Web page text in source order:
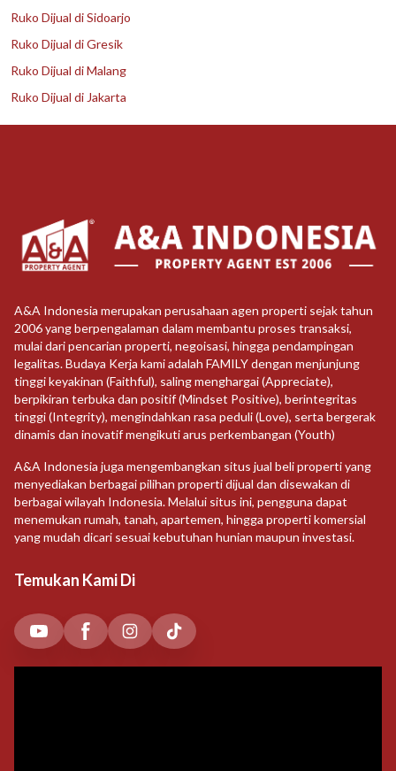
Ruko Dijual di Sidoarjo
Ruko Dijual di Gresik
Ruko Dijual di Malang
Ruko Dijual di Jakarta
A&A Indonesia merupakan perusahaan agen properti sejak tahun
2006 yang berpengalaman dalam membantu proses transaksi,
mulai dari pencarian properti, negoisasi, hingga pendampingan
legalitas. Budaya Kerja kami adalah FAMILY dengan menjunjung
tinggi keyakinan (Faithful), saling menghargai (Appreciate),
berpikiran terbuka dan positif (Mindset Positive), berintegritas
tinggi (Integrity), mengindahkan rasa peduli (Love), serta bergerak
dinamis dan inovatif mengikuti arus perkembangan (Youth)
A&A Indonesia juga mengembangkan situs jual beli properti yang
menyediakan berbagai pilihan properti dijual dan disewakan di
berbagai wilayah Indonesia. Melalui situs ini, pengguna dapat
menemukan rumah, tanah, apartemen, hingga properti komersial
yang mudah dicari sesuai kebutuhan hunian maupun investasi.
Temukan Kami Di